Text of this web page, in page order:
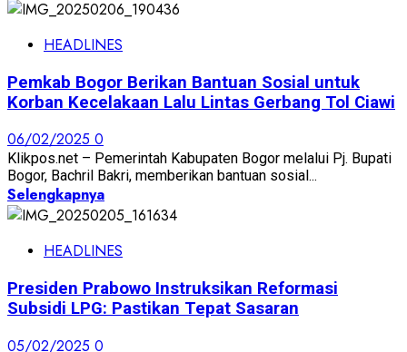
HEADLINES
Pemkab Bogor Berikan Bantuan Sosial untuk
Korban Kecelakaan Lalu Lintas Gerbang Tol Ciawi
06/02/2025 0
Klikpos.net – Pemerintah Kabupaten Bogor melalui Pj. Bupati
Bogor, Bachril Bakri, memberikan bantuan sosial...
Selengkapnya
HEADLINES
Presiden Prabowo Instruksikan Reformasi
Subsidi LPG: Pastikan Tepat Sasaran
05/02/2025 0